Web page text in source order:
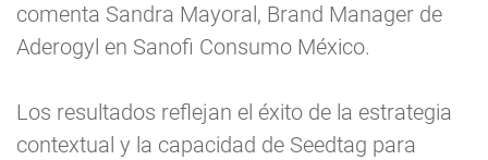
comenta Sandra Mayoral, Brand Manager de
Aderogyl en Sanofi Consumo México.
Los resultados reflejan el éxito de la estrategia
contextual y la capacidad de Seedtag para